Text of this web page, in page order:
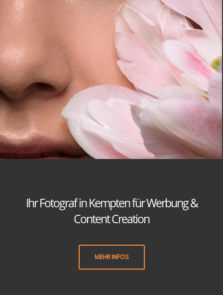
Ihr Fotograf in Kempten für Werbung &
Content Creation
MEHR INFOS